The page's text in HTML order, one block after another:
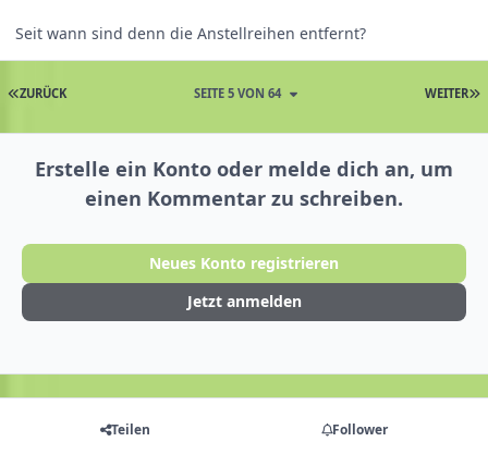
Seit wann sind denn die Anstellreihen entfernt?
ZURÜCK WEITER
SEITE 5 VON 64
Erstelle ein Konto oder melde dich an, um
einen Kommentar zu schreiben.
Neues Konto registrieren
Jetzt anmelden
Teilen Follower